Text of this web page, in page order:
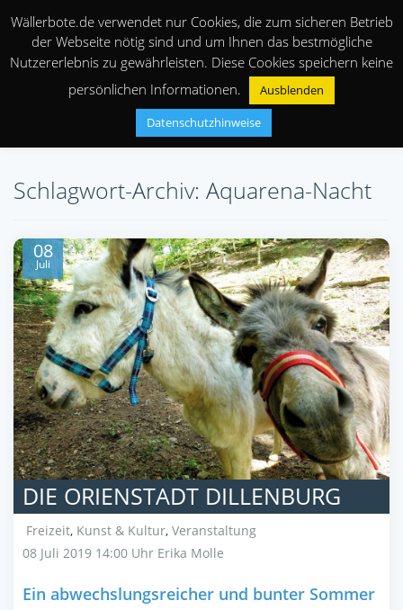
Schlagwort-Archiv: Aquarena-Nacht
08
Juli
DIE ORIENSTADT DILLENBURG
Freizeit, Kunst & Kultur, Veranstaltung
08 Juli 2019 14:00 Uhr Erika Molle
Ein abwechslungsreicher und bunter Sommer
Wällerbote.de verwendet nur Cookies, die zum sicheren Betrieb
der Webseite nötig sind und um Ihnen das bestmögliche
Nutzererlebnis zu gewährleisten. Diese Cookies speichern keine
persönlichen Informationen.
Ausblenden
Datenschutzhinweise